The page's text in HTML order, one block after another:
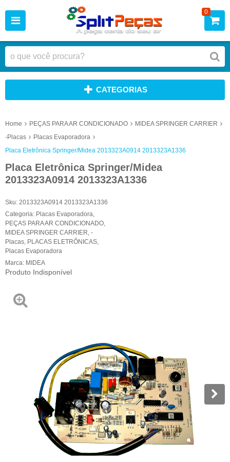
0
CATEGORIAS
Home PEÇAS PARA AR CONDICIONADO
MIDEA SPRINGER CARRIER
-Placas
Placas Evaporadora
Placa Eletrônica Springer/Midea 2013323A0914 2013323A1336
Placa Eletrônica Springer/Midea
2013323A0914 2013323A1336
Sku: 2013323A0914 2013323A1336
Categoria: Placas Evaporadora
PEÇAS PARA AR CONDICIONADO
MIDEA SPRINGER CARRIER -
Placas PLACAS ELETRÔNICAS
Placas Evaporadora
Marca: MIDEA
Produto Indisponível